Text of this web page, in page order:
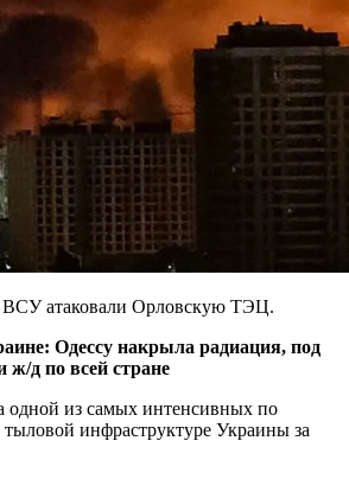
атаковали Орловскую ТЭЦ.
Одессу накрыла радиация, под
д по всей стране
одной из самых интенсивных по
инфраструктуре Украины за